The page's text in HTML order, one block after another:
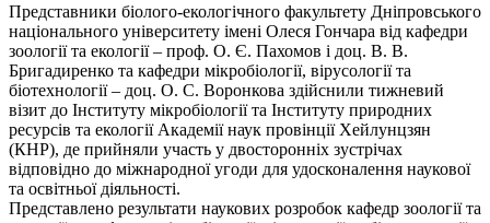
Представники біолого-екологічного факультету Дніпровського
національного університету імені Олеся Гончара від кафедри
зоології та екології – проф. О. Є. Пахомов і доц. В. В.
Бригадиренко та кафедри мікробіології, вірусології та
біотехнології – доц. О. С. Воронкова здійснили тижневий
візит до Інституту мікробіології та Інституту природних
ресурсів та екології Академії наук провінції Хейлунцзян
(КНР), де прийняли участь у двосторонніх зустрічах
відповідно до міжнародної угоди для удосконалення наукової
та освітньої діяльності.
Представлено результати наукових розробок кафедр зоології та